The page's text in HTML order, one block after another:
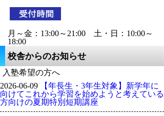
月～金：13:00～21:00　土・日：10:00～
18:00
校舎からのお知らせ
入塾希望の方へ
2026-06-09
【年長生・3年生対象】新学年に
向けてこれから学習を始めようと考えている
方向けの夏期特別短期講座